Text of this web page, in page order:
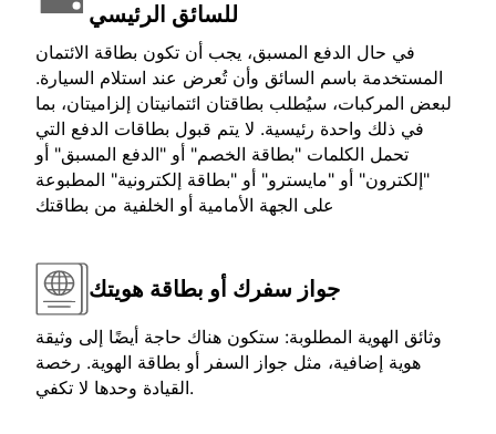
للسائق الرئيسي
في حال الدفع المسبق، يجب أن تكون بطاقة الائتمان
المستخدمة باسم السائق وأن تُعرض عند استلام السيارة.
لبعض المركبات، سيُطلب بطاقتان ائتمانيتان إلزاميتان، بما
في ذلك واحدة رئيسية. لا يتم قبول بطاقات الدفع التي
تحمل الكلمات "بطاقة الخصم" أو "الدفع المسبق" أو
"إلكترون" أو "مايسترو" أو "بطاقة إلكترونية" المطبوعة
على الجهة الأمامية أو الخلفية من بطاقتك
جواز سفرك أو بطاقة هويتك
وثائق الهوية المطلوبة: ستكون هناك حاجة أيضًا إلى وثيقة
هوية إضافية، مثل جواز السفر أو بطاقة الهوية. رخصة
القيادة وحدها لا تكفي.